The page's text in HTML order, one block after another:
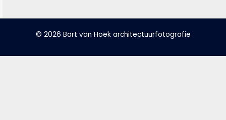
© 2026 Bart van Hoek architectuurfotografie